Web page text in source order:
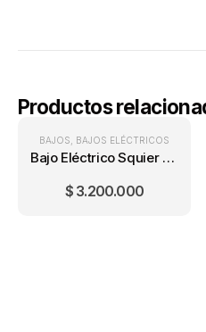
Productos
BAJOS BAJOS ELÉCTRICOS
Bajo Eléctrico Squier Classic Vibe '70s Jazz Bass V Natural Maple 5 Cuerdas
$ 3.200.000